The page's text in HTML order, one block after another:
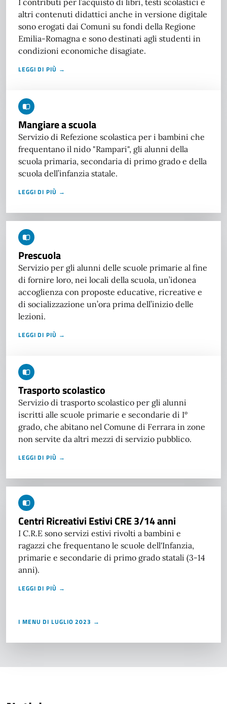
I contributi per l’acquisto di libri, testi scolastici e
altri contenuti didattici anche in versione digitale
sono erogati dai Comuni su fondi della Regione
Emilia-Romagna e sono destinati agli studenti in
condizioni economiche disagiate.
LEGGI DI PIÙ →
Mangiare a scuola
Servizio di Refezione scolastica per i bambini che
frequentano il nido "Rampari", gli alunni della
scuola primaria, secondaria di primo grado e della
scuola dell’infanzia statale.
LEGGI DI PIÙ →
Prescuola
Servizio per gli alunni delle scuole primarie al fine
di fornire loro, nei locali della scuola, un’idonea
accoglienza con proposte educative, ricreative e
di socializzazione un’ora prima dell’inizio delle
lezioni.
LEGGI DI PIÙ →
Trasporto scolastico
Servizio di trasporto scolastico per gli alunni
iscritti alle scuole primarie e secondarie di I°
grado, che abitano nel Comune di Ferrara in zone
non servite da altri mezzi di servizio pubblico.
LEGGI DI PIÙ →
Centri Ricreativi Estivi CRE 3/14 anni
I C.R.E sono servizi estivi rivolti a bambini e
ragazzi che frequentano le scuole dell'Infanzia,
primarie e secondarie di primo grado statali (3-14
anni).
LEGGI DI PIÙ →
I MENU DI LUGLIO 2023 →